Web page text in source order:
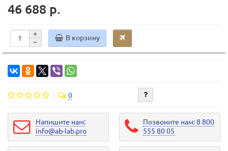
46 688 р.
В корзину
0
Напишите нам:
info@ab-lab.pro
Позвоните нам: 8 800
555 80 05